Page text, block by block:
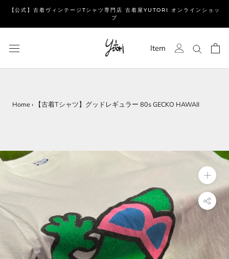
ッ
て
移
【公式】古着ヴィンテージTシャツ専門店 古着屋YUTORI オンラインショッ
プ
Item
Home› 【古着Tシャツ】グッドレギュラー 80s GECKO HAWAII